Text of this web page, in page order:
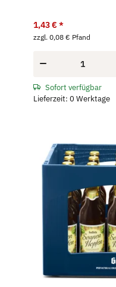
1,43 €*
zzgl. 0,08 € Pfand
Sofort verfügbar
Lieferzeit: 0 Werktage